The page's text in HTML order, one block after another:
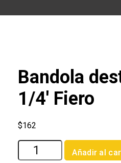
Bandola
1/4′ Fiero
$162
Bandola
destorcedora
Añadir al